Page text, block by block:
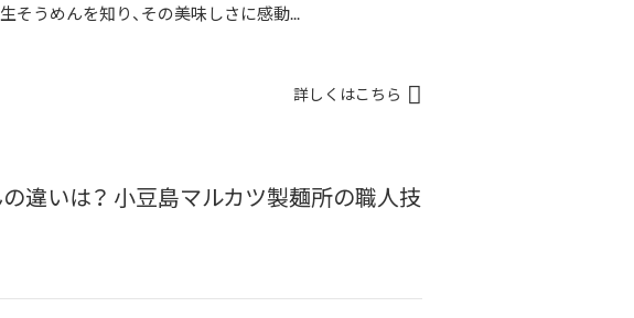
そうめんを知り、その美味しさに感動...
詳しくはこちら
違いは？ 小豆島マルカツ製麺所の職人技